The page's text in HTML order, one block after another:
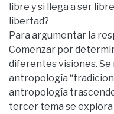
libre y si llega a ser
libertad?
Para argumentar la
Comenzar por
diferentes visiones.
antropología
antropología
tercer tema se explora